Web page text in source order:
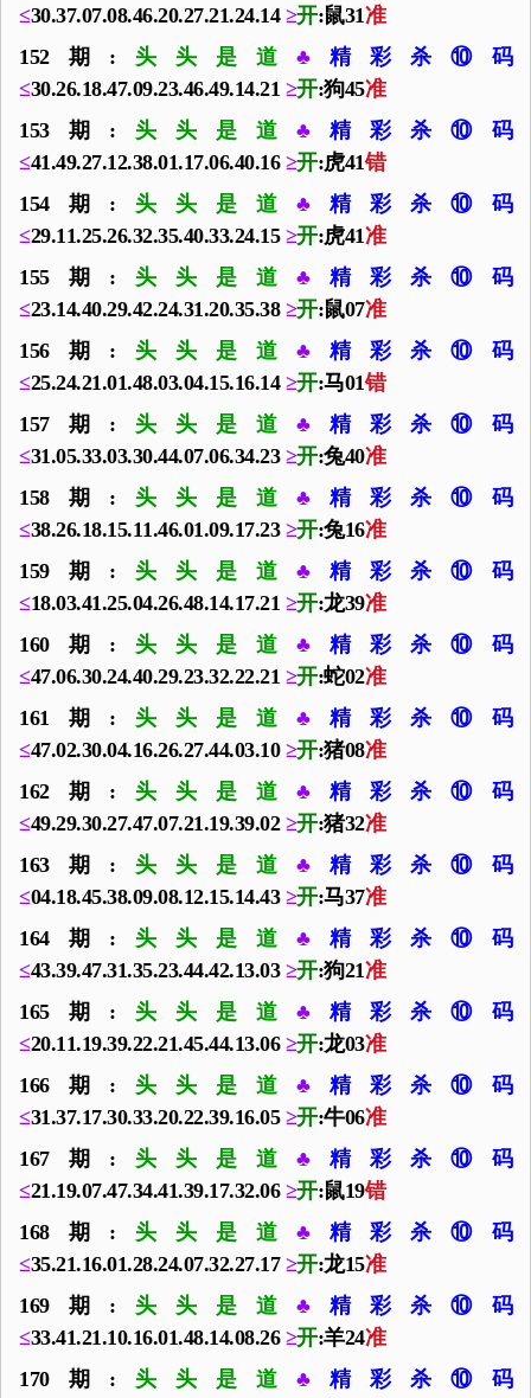
≤30.37.07.08.46.20.27.21.24.14≥开:鼠31准
152期: 头头是道♣精彩杀⑩码
≤30.26.18.47.09.23.46.49.14.21 ≥开:狗45准
153期: 头头是道♣精彩杀⑩码
≤41.49.27.12.38.01.17.06.40.16≥开:虎41错
154期: 头头是道♣精彩杀⑩码
≤29.11.25.26.32.35.40.33.24.15≥开:虎41准
155期: 头头是道♣精彩杀⑩码
≤23.14.40.29.42.24.31.20.35.38≥开:鼠07准
156期: 头头是道♣精彩杀⑩码
≤25.24.21.01.48.03.04.15.16.14≥开:马01错
157期: 头头是道♣精彩杀⑩码
≤31.05.33.03.30.44.07.06.34.23≥开:兔40准
158期: 头头是道♣精彩杀⑩码
≤38.26.18.15.11.46.01.09.17.23≥开:兔16准
159期: 头头是道♣精彩杀⑩码
≤18.03.41.25.04.26.48.14.17.21 ≥开:龙39准
160期: 头头是道♣精彩杀⑩码
≤47.06.30.24.40.29.23.32.22.21 ≥开:蛇02准
161期: 头头是道♣精彩杀⑩码
≤47.02.30.04.16.26.27.44.03.10≥开:猪08准
162期: 头头是道♣精彩杀⑩码
≤49.29.30.27.47.07.21.19.39.02≥开:猪32准
163期: 头头是道♣精彩杀⑩码
≤04.18.45.38.09.08.12.15.14.43≥开:马37准
164期: 头头是道♣精彩杀⑩码
≤43.39.47.31.35.23.44.42.13.03≥开:狗21准
165期: 头头是道♣精彩杀⑩码
≤20.11.19.39.22.21.45.44.13.06≥开:龙03准
166期: 头头是道♣精彩杀⑩码
≤31.37.17.30.33.20.22.39.16.05≥开:牛06准
167期: 头头是道♣精彩杀⑩码
≤21.19.07.47.34.41.39.17.32.06≥开:鼠19错
168期: 头头是道♣精彩杀⑩码
≤35.21.16.01.28.24.07.32.27.17≥开:龙15准
169期: 头头是道♣精彩杀⑩码
≤33.41.21.10.16.01.48.14.08.26≥开:羊24准
170期: 头头是道♣精彩杀⑩码